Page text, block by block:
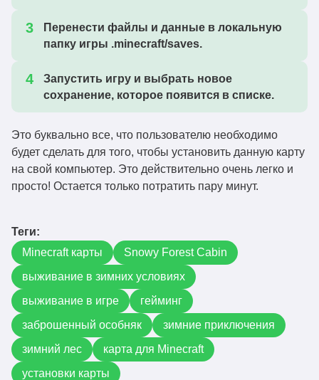
Перенести файлы и данные в локальную
папку игры .minecraft/saves.
Запустить игру и выбрать новое
сохранение, которое появится в списке.
Это буквально все, что пользователю необходимо
будет сделать для того, чтобы установить данную карту
на свой компьютер. Это действительно очень легко и
просто! Остается только потратить пару минут.
Теги:
Minecraft карты
Snowy Forest Cabin
выживание в зимних условиях
выживание в игре
гейминг
заброшенный особняк
зимние приключения
зимний лес
карта для Minecraft
установки карты